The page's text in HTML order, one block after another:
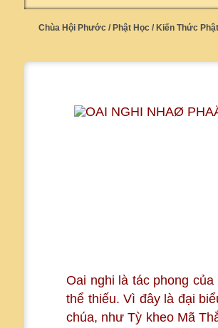
Chùa Hội Phước / Phật Học / Kiến Thức
Oai nghi là tác phong
thể thiếu. Vì đây là đại
chúa, như Tỳ kheo Mã